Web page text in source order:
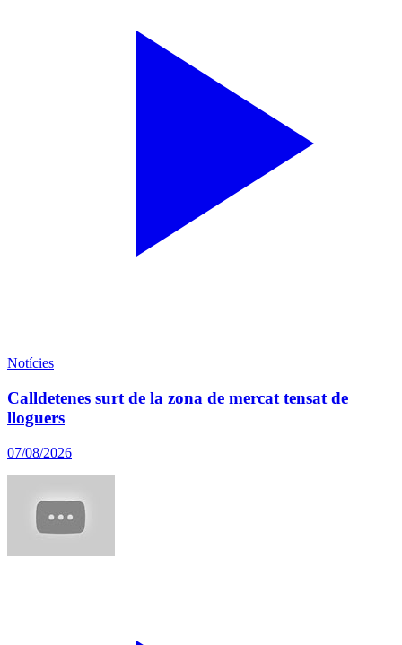
Notícies
Calldetenes surt de la zona de mercat tensat de
lloguers
07/08/2026